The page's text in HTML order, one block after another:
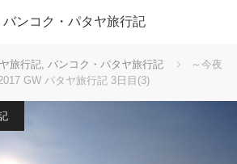
ンコク・パタヤ旅行記
旅行記, バンコク・パタヤ旅行記
～今夜
GW パタヤ旅行記 3日目(3)